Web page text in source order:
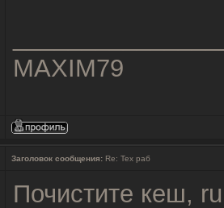
MAXIM79
Заголовок сообщения: Re: Тех раб
Почистите кеш,